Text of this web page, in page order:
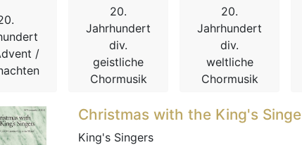
/
20.
Jahrhundert
div.
geistliche
Chormusik
20.
Jahrhundert
div.
weltliche
Chormusik
Christmas with the King's
King's Singers